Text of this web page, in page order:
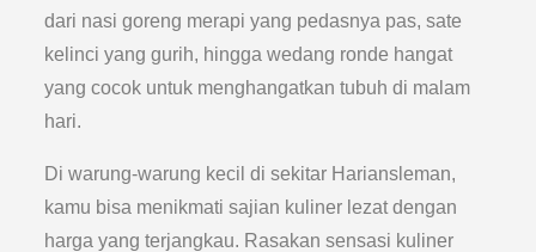
dari nasi goreng merapi yang pedasnya pas, sate
kelinci yang gurih, hingga wedang ronde hangat
yang cocok untuk menghangatkan tubuh di malam
hari.
Di warung-warung kecil di sekitar Hariansleman,
kamu bisa menikmati sajian kuliner lezat dengan
harga yang terjangkau. Rasakan sensasi kuliner